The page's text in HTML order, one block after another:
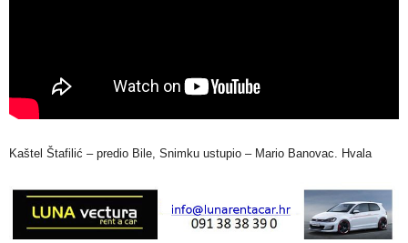
Kaštel Štafilić – predio Bile, Snimku ustupio – Mario Banovac. Hvala